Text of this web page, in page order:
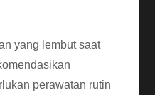
yang lembut saat
perawatan rutin